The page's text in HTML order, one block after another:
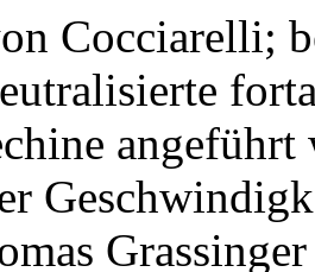
Cocciarelli;